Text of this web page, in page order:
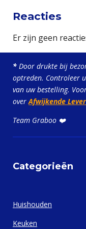
s
e
r
r
e
n
Reacties
Er zijn geen
* Door drukte bij
optreden. Controleer
van uw bestelling.
overAfwijkende
Team Graboo ❤️
Categorieën
Huishouden
Keuken